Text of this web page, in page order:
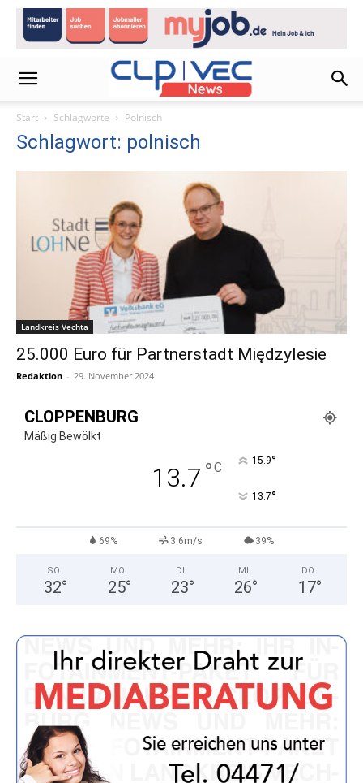
Start Schlagworte Polnisch
Schlagwort: polnisch
Landkreis Vechta
25.000 Euro für Partnerstadt Międzylesie
Redaktion - 29. November 2024
CLOPPENBURG
Mäßig Bewölkt
13.7 °C 15.9°
13.7°
69% 3.6m/s 39%
SO.
32°
MO.
25°
DI.
23°
MI.
26°
DO.
17°